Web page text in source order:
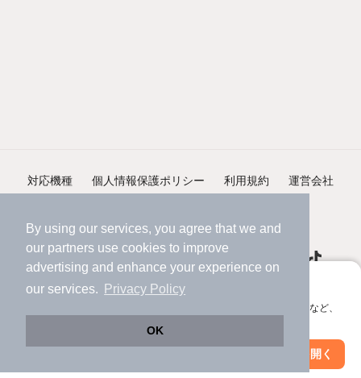
By using our services, you agree that we and
our partners use cookies to improve
advertising and enhance your experience on
our services.
Privacy Policy
OK
アプリに切り替えて、サクサクお部屋探し
会員登録なしですぐ使える。マップ検索やお気に入り保存など、
アプリを開く
絞り込み条件を変更
対応機種 個人情報保護ポリシー 利用規約 運営会社
©NIFTY Lifestyle Co., Ltd.